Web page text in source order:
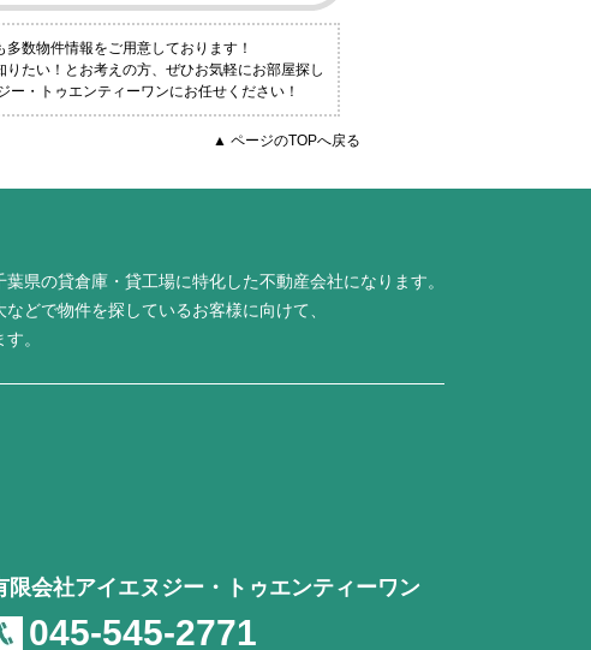
数物件情報をご用意しております！
たい！とお考えの方、ぜひお気軽にお部屋探し
・トゥエンティーワンにお任せください！
▲ ページのTOPへ戻る
県の貸倉庫・貸工場に特化した不動産会社になります。
どで物件を探しているお客様に向けて、
。
限会社アイエヌジー・トゥエンティーワン
045-545-2771